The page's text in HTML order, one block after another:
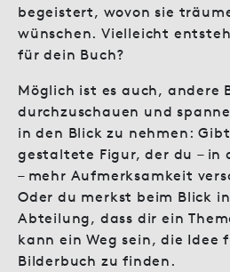
begeistert, wovon sie
wünschen. Vielleicht
für dein Buch?
Möglich ist es auch, andere
durchzuschauen und
in den Blick zu nehmen:
gestaltete Figur, der du – in
– mehr Aufmerksamkeit
Oder du merkst beim Blick
Abteilung, dass dir ein
kann ein Weg sein, die Idee
Bilderbuch zu finden.